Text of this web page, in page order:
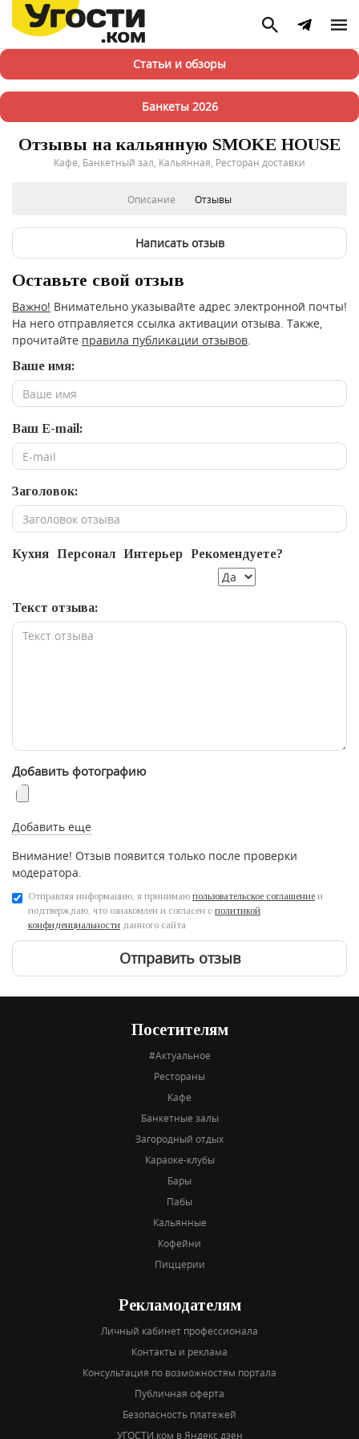
Статьи и обзоры
Банкеты 2026
Отзывы на кальянную SMOKE HOUSE
Кафе, Банкетный зал, Кальянная, Ресторан доставки
Описание Отзывы
Написать отзыв
Оставьте свой отзыв
Важно! Внимательно указывайте адрес электронной почты!
На него отправляется ссылка активации отзыва. Также,
прочитайте правила публикации отзывов.
Ваше имя:
Ваш E-mail:
Заголовок:
Кухня Персонал Интерьер Рекомендуете?
Текст отзыва:
Добавить фотографию
Добавить еще
Внимание! Отзыв появится только после проверки
модератора.
Отправляя информацию, я принимаю пользовательское соглашение и
подтверждаю, что ознакомлен и согласен с политикой
конфиденциальности данного сайта
Отправить отзыв
Посетителям
#Актуальное
Рестораны
Кафе
Банкетные залы
Загородный отдых
Караоке-клубы
Бары
Пабы
Кальянные
Кофейни
Пиццерии
Рекламодателям
Личный кабинет профессионала
Контакты и реклама
Консультация по возможностям портала
Публичная оферта
Безопасность платежей
УГОСТИ.ком в Яндекс дзен